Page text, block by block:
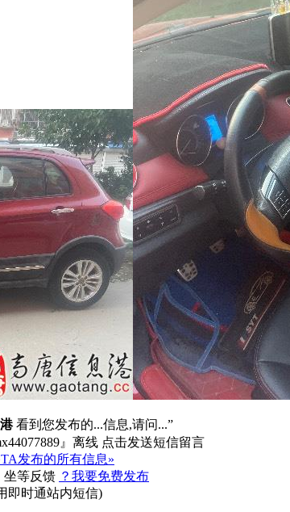
看到您发布的...信息,请问...”
TA发布的所有信息»
坐等反馈 ？我要免费发布
即时通站内短信)